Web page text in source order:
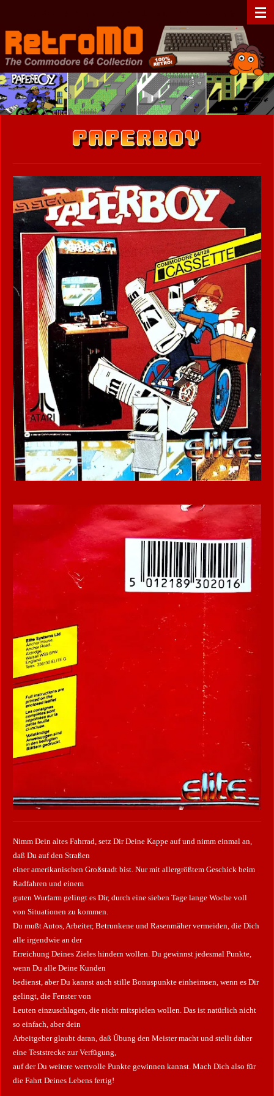
springen
Nimm Dein altes Fahrrad, setz Dir Deine Kappe auf und nimm einmal an,
daß Du auf den Straßen
einer amerikanischen Großstadt bist. Nur mit allergrößtem Geschick beim
Radfahren und einem
guten Wurfarm gelingt es Dir, durch eine sieben Tage lange Woche voll
von Situationen zu kommen.
Du mußt Autos, Arbeiter, Betrunkene und Rasenmäher vermeiden, die Dich
alle irgendwie an der
Erreichung Deines Zieles hindern wollen. Du gewinnst jedesmal Punkte,
wenn Du alle Deine Kunden
bedienst, aber Du kannst auch stille Bonuspunkte einheimsen, wenn es Dir
gelingt, die Fenster von
Leuten einzuschlagen, die nicht mitspielen wollen. Das ist natürlich nicht
so einfach, aber dein
Arbeitgeber glaubt daran, daß Übung den Meister macht und stellt daher
eine Teststrecke zur Verfügung,
auf der Du weitere wertvolle Punkte gewinnen kannst. Mach Dich also für
die Fahrt Deines Lebens fertig!